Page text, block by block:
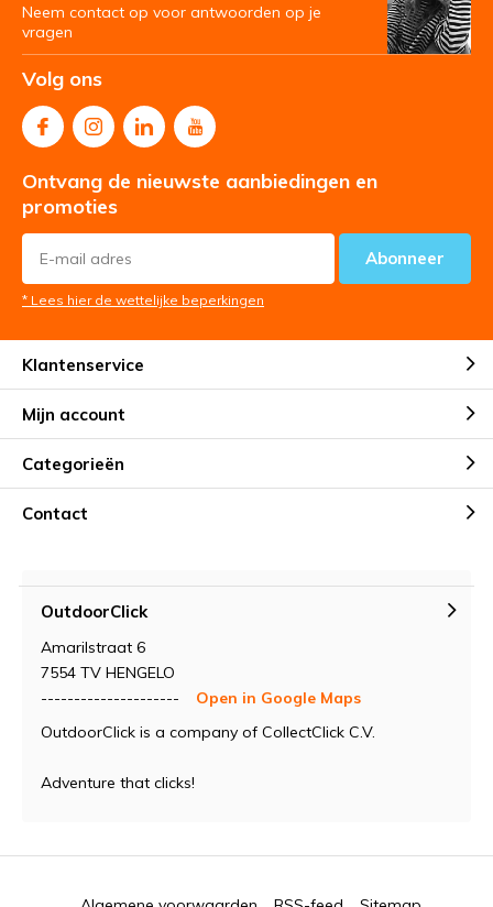
Neem contact op voor antwoorden op je
vragen
Volg ons
Ontvang de nieuwste aanbiedingen en
promoties
Abonneer
* Lees hier de wettelijke beperkingen
Klantenservice
Mijn account
Categorieën
Contact
OutdoorClick
Amarilstraat 6
7554 TV HENGELO
---------------------
Open in Google Maps
OutdoorClick is a company of CollectClick C.V.
Adventure that clicks!